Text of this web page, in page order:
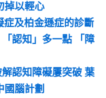
掉以輕心
症及柏金遜症的診斷
認知」多一點 「障
解認知障礙屢突破 葉
國腦計劃